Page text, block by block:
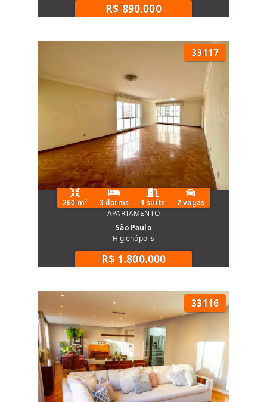
R$ 890.000
33117
260 m² 3 dorms 1 suíte
2 vagas
APARTAMENTO
São Paulo
Higienópolis
R$ 1.800.000
33116